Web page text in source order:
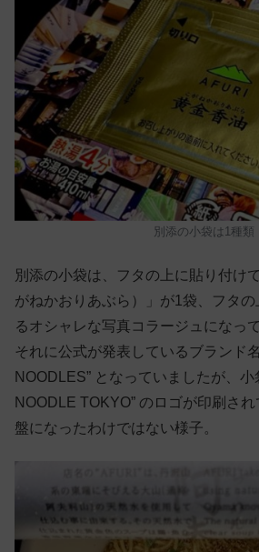
別添の小袋は1種類
別添の小袋は、フタの上に貼り付け
がねかおりあぶら）」が1袋、フタ
るオシャレな写真コラージュになっ
それに公式が発表しているブランド
NOODLES” となっていましたが、
NOODLE TOKYO” のロゴが印刷さ
盤になったわけではない様子。